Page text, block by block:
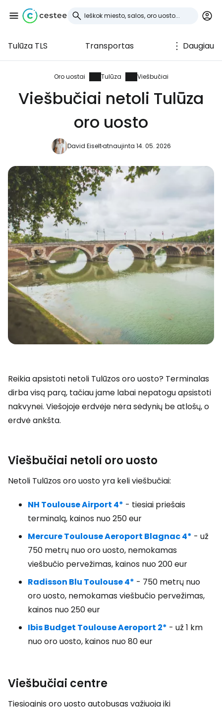
Tulūza TLS Transportas Daugiau
Oro uostai Tulūza Viešbučiai
Viešbučiai netoli Tulūza
oro uosto
David Eiseltatnaujinta 14. 05. 2026
Reikia apsistoti netoli Tulūzos oro uosto? Terminalas
dirba visą parą, tačiau jame labai nepatogu apsistoti
nakvynei. Viešojoje erdvėje nėra sėdynių be atlošų, o
erdvė ankšta.
Viešbučiai netoli oro uosto
Netoli Tulūzos oro uosto yra keli viešbučiai:
NH Toulouse Airport 4* - tiesiai priešais
terminalą, kainos nuo 250 eur
Mercure Toulouse Aeroport Blagnac 4* - už
750 metrų nuo oro uosto, nemokamas
viešbučio pervežimas, kainos nuo 200 eur
Radisson Blu Toulouse 4* - 750 metrų nuo
oro uosto, nemokamas viešbučio pervežimas,
kainos nuo 250 eur
Ibis Budget Toulouse Aeroport 2* - už 1 km
nuo oro uosto, kainos nuo 80 eur
Viešbučiai centre
Tiesioginis oro uosto autobusas važiuoja iki
Prisijunkite prie
Cestee
... pasaulinė kelionių bendruomenė
Tęsti su Facebook